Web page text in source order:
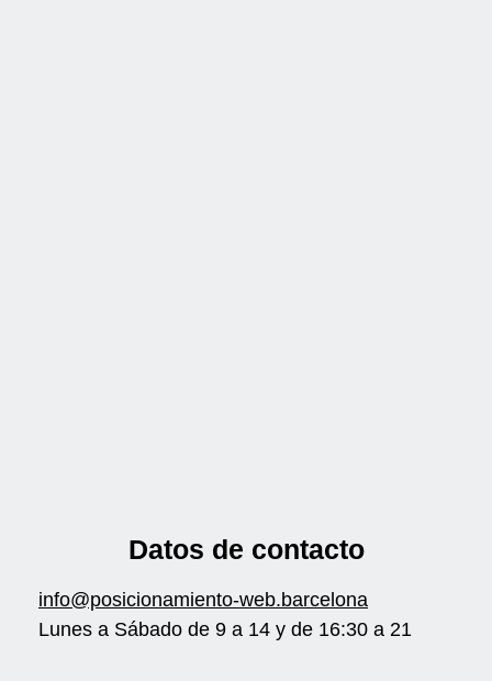
Datos de contacto
info@posicionamiento-web.barcelona
Lunes a Sábado de 9 a 14 y de 16:30 a 21